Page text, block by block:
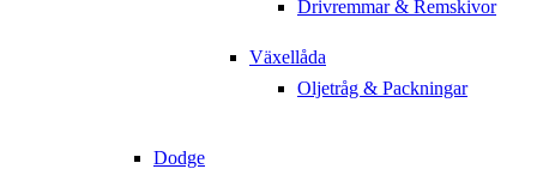
Drivremmar & Remskivor
Växellåda
Oljetråg & Packningar
Dodge